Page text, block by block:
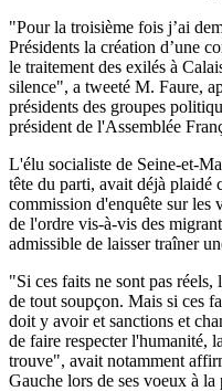
"Pour la troisième fois j’ai
Présidents la création d’une
le traitement des exilés à
silence", a tweeté M. Faure,
présidents des groupes
président de l'Assemblée
L'élu socialiste de Seine-et-
tête du parti, avait déjà plaidé
commission d'enquête sur les
de l'ordre vis-à-vis des
admissible de laisser traîner
"Si ces faits ne sont pas
de tout soupçon. Mais si ces
doit y avoir et sanctions et
de faire respecter l'humanité,
trouve", avait notamment
Gauche lors de ses voeux à la